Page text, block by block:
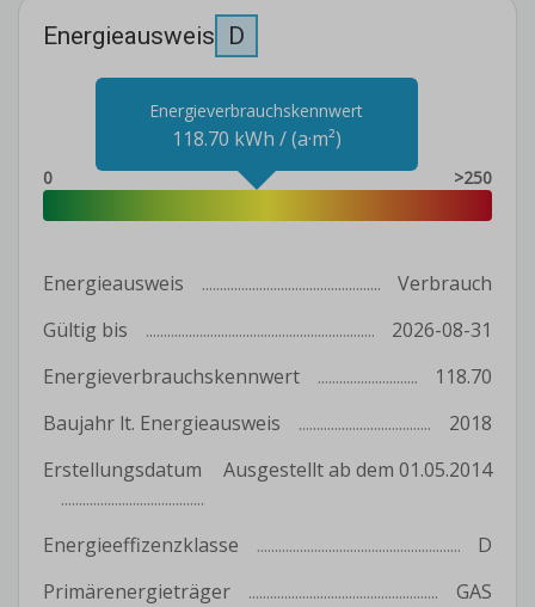
Energieausweis D
Energieverbrauchskennwert
118.70 kWh / (a·m²)
0 >250
Energieausweis
Verbrauch
Gültig bis
2026-08-31
Energieverbrauchskennwert
118.70
Baujahr lt. Energieausweis
2018
Erstellungsdatum
Ausgestellt ab dem 01.05.2014
Energieeffizenzklasse
D
Primärenergieträger
GAS